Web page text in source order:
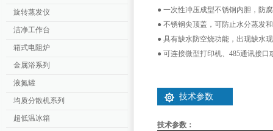
旋转蒸发仪
洁净工作台
箱式电阻炉
金属浴系列
液氮罐
均质分散机系列
超低温冰箱
● 一次性冲压成型不锈钢内胆，防
● 不锈钢尖顶盖，可防止水分蒸发
● 具有缺水防空烧功能，出现缺水
● 可连接微型打印机、 485通讯接口
技术参数
技术参数：